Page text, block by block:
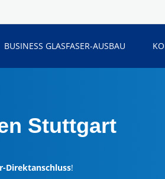
BUSINESS GLASFASER-AUSBAU
Stuttgart
Direktanschluss!